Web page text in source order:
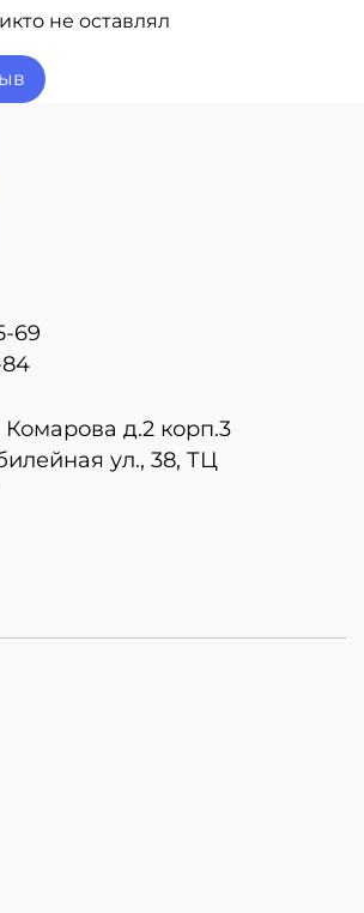
2 часа
спрашивайте прямо сейчас, и
идеально подходящие для
😉
не оставлял
69
84
д.2 корп.3
ул., 38, ТЦ